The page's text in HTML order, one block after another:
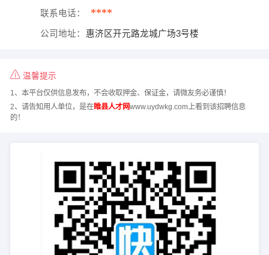
联系电话： ****
公司地址： 惠济区开元路龙城广场3号楼
温馨提示
1、本平台仅供信息发布，不会收取押金、保证金，请微友务必谨慎！
2、请告知用人单位，是在睢县人才网www.uydwkg.com上看到该招聘信息
的！